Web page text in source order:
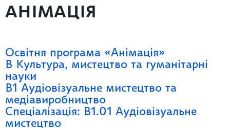
АНІМАЦІЯ
Освітня програма «Анімація»
В Культура, мистецтво та гуманітарні
науки
В1 Аудіовізуальне мистецтво та
медіавиробництво
Спеціалізація: В1.01 Аудіовізуальне
мистецтво